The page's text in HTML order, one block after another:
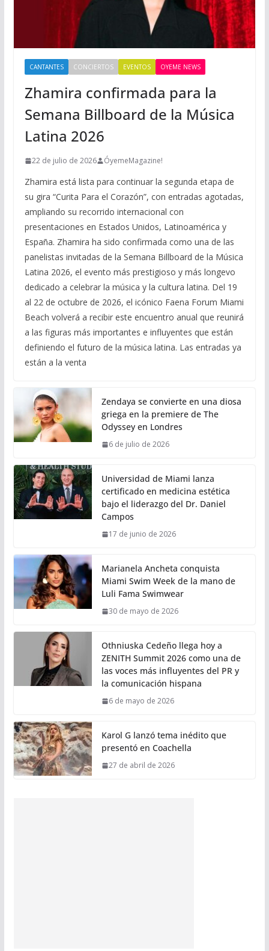
CANTANTES CONCIERTOS EVENTOS OYEME NEWS
Zhamira confirmada para la
Semana Billboard de la Música
Latina 2026
22 de julio de 2026 ÓyemeMagazine!
Zhamira está lista para continuar la segunda etapa de
su gira “Curita Para el Corazón”, con entradas agotadas,
ampliando su recorrido internacional con
presentaciones en Estados Unidos, Latinoamérica y
España. Zhamira ha sido confirmada como una de las
panelistas invitadas de la Semana Billboard de la Música
Latina 2026, el evento más prestigioso y más longevo
dedicado a celebrar la música y la cultura latina. Del 19
al 22 de octubre de 2026, el icónico Faena Forum Miami
Beach volverá a recibir este encuentro anual que reunirá
a las figuras más importantes e influyentes que están
definiendo el futuro de la música latina. Las entradas ya
están a la venta
Zendaya se convierte en una diosa
griega en la premiere de The
Odyssey en Londres
6 de julio de 2026
Universidad de Miami lanza
certificado en medicina estética
bajo el liderazgo del Dr. Daniel
Campos
17 de junio de 2026
Marianela Ancheta conquista
Miami Swim Week de la mano de
Luli Fama Swimwear
30 de mayo de 2026
Othniuska Cedeño llega hoy a
ZENITH Summit 2026 como una de
las voces más influyentes del PR y
la comunicación hispana
6 de mayo de 2026
Karol G lanzó tema inédito que
presentó en Coachella
27 de abril de 2026